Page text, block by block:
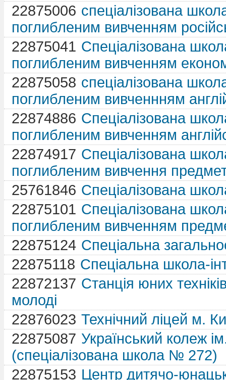
22875006 спеціалізована
поглибленим вивченням
22875041 Спеціалізована
поглибленим вивченням
22875058 спеціалізована
поглибленим вивченнням
22874886 Спеціалізована
поглибленим вивченням
22874917 Спеціалізована
поглибленим вивчення
25761846 Спеціалізована
22875101 Спеціалізована
поглибленим вивченням
22875124 Спеціальна
22875118 Спеціальна школа-
22872137 Станція юних
молоді
22876023 Технічний ліцей м.
22875087 Український колеж
(спеціалізована школа № 272)
22875153 Центр дитячо-